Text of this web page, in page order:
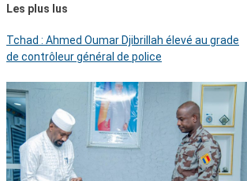
Les plus lus
Tchad : Ahmed Oumar Djibrillah élevé au grade
de contrôleur général de police